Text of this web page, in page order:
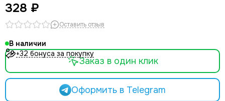
328 ₽
Оставить отзыв
В наличии
+32 бонуса за покупку
Оформить в Telegram
Заказ в один клик